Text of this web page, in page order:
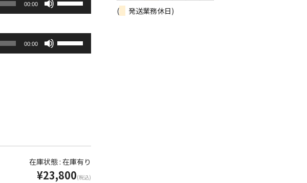
00:00
リ
調
節
っ
て
00:00
リ
キ
ー
在庫状態 : 在庫有り
¥23,800(税込)
(
発送業務休日)